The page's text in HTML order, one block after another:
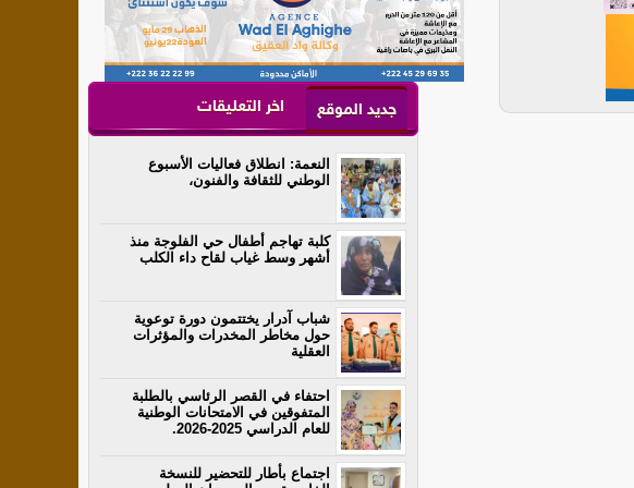
جديد الموقع اخر التعليقات
النعمة: انطلاق فعاليات الأسبوع
الوطني للثقافة والفنون،
كلبة تهاجم أطفال حي الفلوجة منذ
أشهر وسط غياب لقاح داء الكلب
شباب آدرار يختتمون دورة توعوية
حول مخاطر المخدرات والمؤثرات
العقلية
احتفاء في القصر الرئاسي بالطلبة
المتفوقين في الامتحانات الوطنية
للعام الدراسي 2025-2026.
اجتماع بأطار للتحضير للنسخة